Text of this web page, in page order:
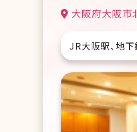
大阪府大阪市
JR大阪駅、地下